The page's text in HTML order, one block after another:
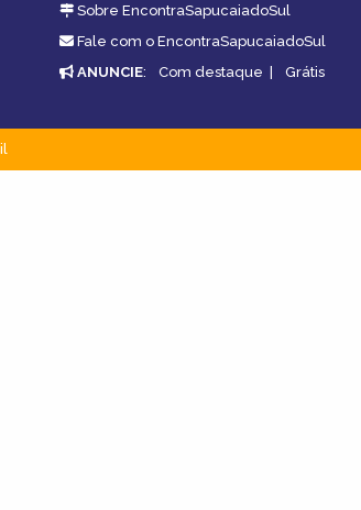
Sobre EncontraSapucaiadoSul
Fale com o EncontraSapucaiadoSul
ANUNCIE: Com destaque | Grátis